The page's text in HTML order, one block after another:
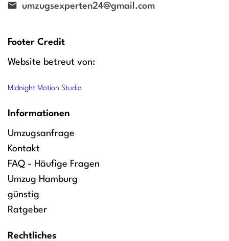
umzugsexperten24@gmail.com
Footer Credit
Website betreut von:
Midnight Motion Studio
Informationen
Umzugsanfrage
Kontakt
FAQ - Häufige Fragen
Umzug Hamburg
günstig
Ratgeber
Rechtliches